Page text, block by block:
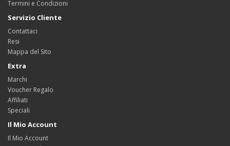
Termini e Condizioni
Servizio Cliente
Contattaci
Resi
Mappa del Sito
Extra
Marchi
Voucher Regalo
Affiliati
Speciali
Il Mio Account
Il Mio Account